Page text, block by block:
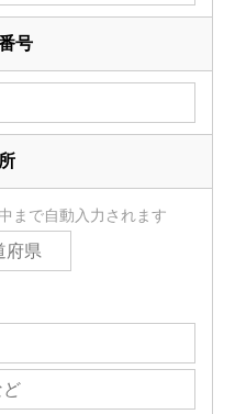
号
まで自動入力されます